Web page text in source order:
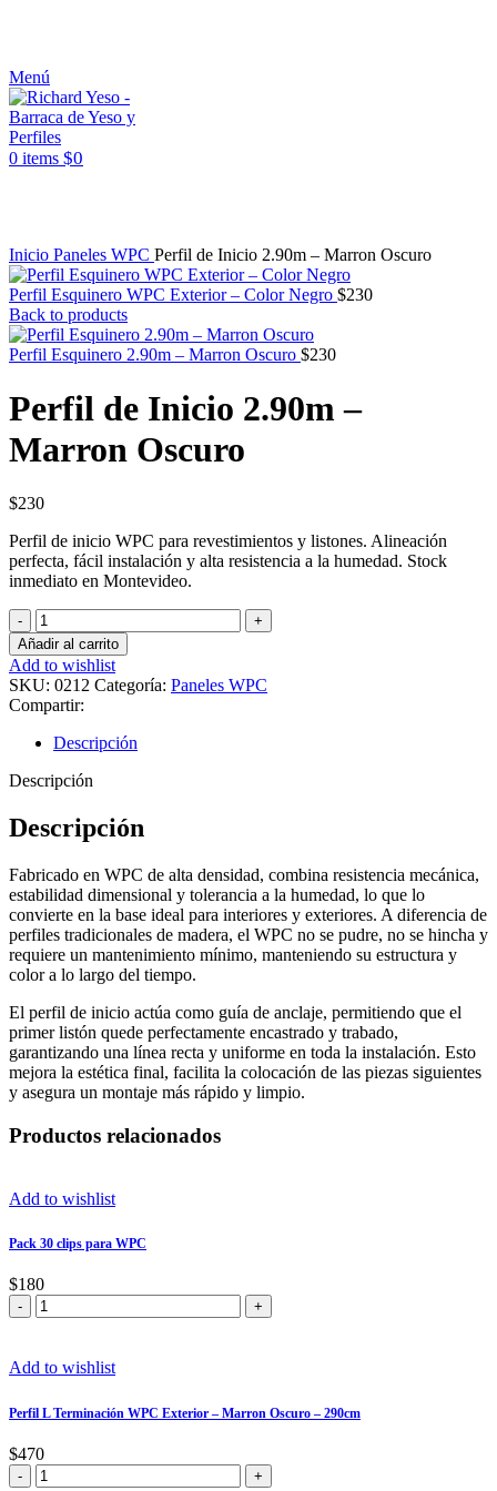
Menú
0 items $0
Inicio Paneles WPC Perfil de Inicio 2.90m – Marron Oscuro
Perfil Esquinero WPC Exterior – Color Negro $230
Back to products
Perfil Esquinero 2.90m – Marron Oscuro $230
Perfil de Inicio 2.90m –
Marron Oscuro
$230
Perfil de inicio WPC para revestimientos y listones. Alineación
perfecta, fácil instalación y alta resistencia a la humedad. Stock
inmediato en Montevideo.
Perfil
de
Inicio
2.90m
–
Marron
Oscuro
cantidad
Añadir al carrito
Add to wishlist
SKU: 0212 Categoría: Paneles WPC
Compartir:
Descripción
Descripción
Descripción
Fabricado en WPC de alta densidad, combina resistencia mecánica,
estabilidad dimensional y tolerancia a la humedad, lo que lo
convierte en la base ideal para interiores y exteriores. A diferencia de
perfiles tradicionales de madera, el WPC no se pudre, no se hincha y
requiere un mantenimiento mínimo, manteniendo su estructura y
color a lo largo del tiempo.
El perfil de inicio actúa como guía de anclaje, permitiendo que el
primer listón quede perfectamente encastrado y trabado,
garantizando una línea recta y uniforme en toda la instalación. Esto
mejora la estética final, facilita la colocación de las piezas siguientes
y asegura un montaje más rápido y limpio.
Productos relacionados
Add to wishlist
Pack 30 clips para WPC
$180
Pack
30
para
Add to wishlist
Perfil L Terminación WPC Exterior – Marron Oscuro – 290cm
$470
Perfil